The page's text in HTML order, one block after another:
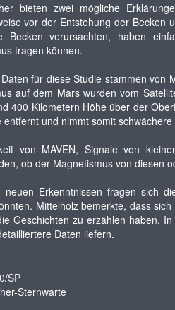
bieten zwei mögliche
vor der Entstehung der
Becken verursachten, haben
tragen können.
für diese Studie stammen von
auf dem Mars wurden vom
400 Kilometern Höhe über der
entfernt und nimmt somit
von MAVEN, Signale von
ob der Magnetismus von diesen
neuen Erkenntnissen fragen sich
Mittelholz bemerkte, dass
Geschichten zu erzählen haben.
Daten liefern.
SP
Sternwarte